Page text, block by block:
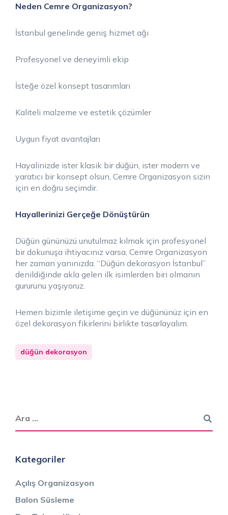
Neden Cemre Organizasyon?
İstanbul genelinde geniş hizmet ağı
Profesyonel ve deneyimli ekip
İsteğe özel konsept tasarımları
Kaliteli malzeme ve estetik çözümler
Uygun fiyat avantajları
Hayalinizde ister klasik bir düğün, ister modern ve
yaratıcı bir konsept olsun, Cemre Organizasyon sizin
için en doğru seçimdir.
Hayallerinizi Gerçeğe Dönüştürün
Düğün gününüzü unutulmaz kılmak için profesyonel
bir dokunuşa ihtiyacınız varsa, Cemre Organizasyon
her zaman yanınızda. “Düğün dekorasyon İstanbul”
denildiğinde akla gelen ilk isimlerden biri olmanın
gururunu yaşıyoruz.
Hemen bizimle iletişime geçin ve düğününüz için en
özel dekorasyon fikirlerini birlikte tasarlayalım.
düğün dekorasyon
Kategoriler
Açılış Organizasyon
Balon Süsleme